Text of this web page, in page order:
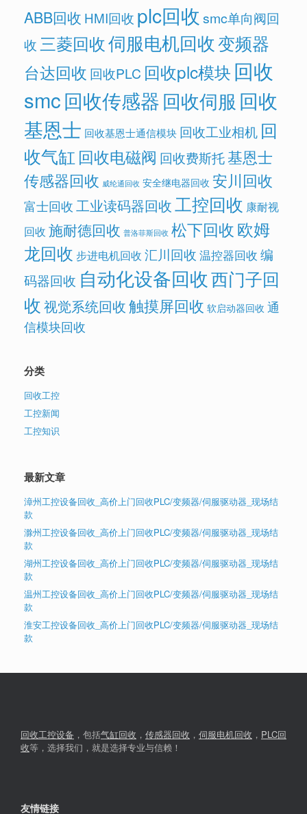
ABB回收 HMI回收 plc回收 smc单向阀回
收 三菱回收伺服电机回收变频器
台达回收 回收PLC 回收plc模块 回收
smc回收传感器回收伺服 回收
基恩士 回收基恩士通信模块 回收工业相机 回
收气缸 回收电磁阀 回收费斯托基恩士
传感器回收 威纶通回收 安全继电器回收 安川回收
富士回收 工业读码器回收工控回收 康耐视
回收 施耐德回收 普洛菲斯回收 松下回收欧姆
龙回收 步进电机回收 汇川回收 温控器回收 编
码器回收 自动化设备回收西门子回
收视觉系统回收触摸屏回收 软启动器回收 通
信模块回收
分类
回收工控
工控新闻
工控知识
最新文章
漳州工控设备回收_高价上门回收PLC/变频器/伺服驱动器_现场结
款
滁州工控设备回收_高价上门回收PLC/变频器/伺服驱动器_现场结
款
湖州工控设备回收_高价上门回收PLC/变频器/伺服驱动器_现场结
款
温州工控设备回收_高价上门回收PLC/变频器/伺服驱动器_现场结
款
淮安工控设备回收_高价上门回收PLC/变频器/伺服驱动器_现场结
款
回收工控设备 ，包括气缸回收 ， 传感器回收 ， 伺服电机回收 ， PLC回
收等，选择我们，就是选择专业与信赖！
友情链接